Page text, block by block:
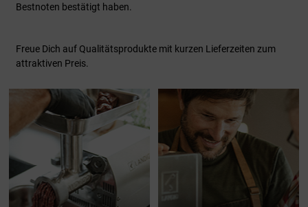
Bestnoten bestätigt haben.
Freue Dich auf Qualitätsprodukte mit kurzen Lieferzeiten zum
attraktiven Preis.